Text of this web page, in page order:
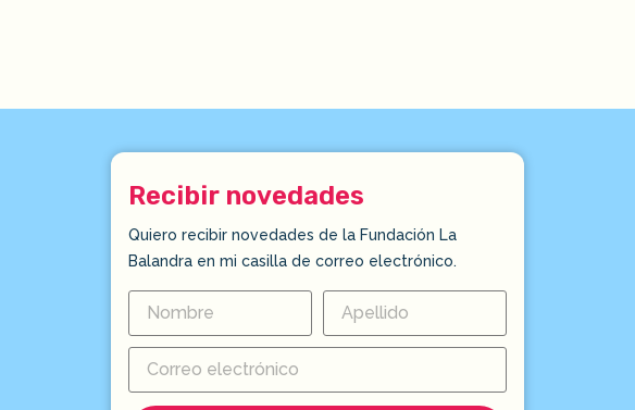
Recibir novedades
Quiero recibir novedades de la Fundación La
Balandra en mi casilla de correo electrónico.